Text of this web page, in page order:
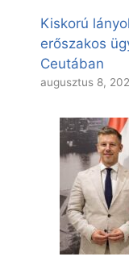
Kiskorú
erőszakos
Ceutában
augusztus 8,